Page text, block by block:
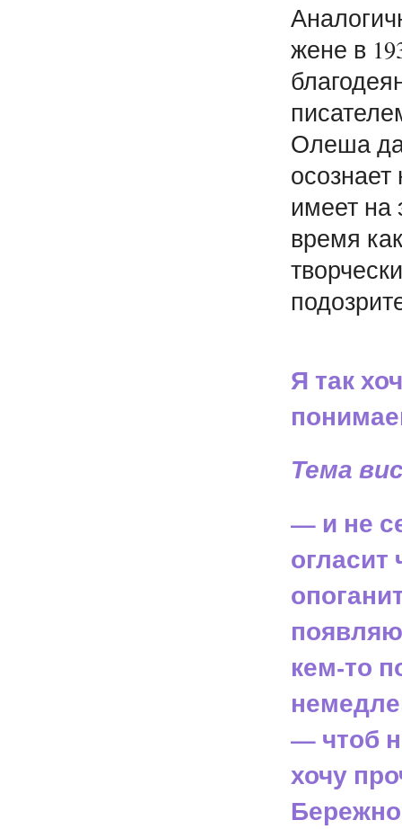
жене в
Олеша
имеет на
время
Я так
Тема
— и не
огласит
кем-то
— чтоб
хочу